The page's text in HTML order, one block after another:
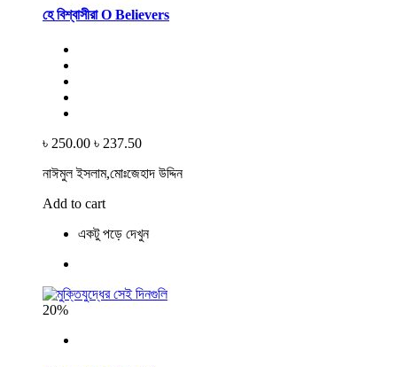
হে বিশ্বাসীরা O Believers
৳ 250.00 ৳ 237.50
নাঈমুল ইসলাম,মোঃজেহাদ উদ্দিন
Add to cart
একটু পড়ে দেখুন
20%